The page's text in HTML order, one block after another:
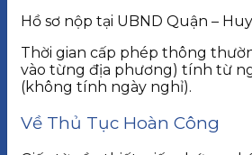
Hồ sơ nộp tại UBND Quận –
Thời gian cấp phép thông
vào từng địa phương) tính từ
(không tính ngày nghỉ).
Về Thủ Tục Hoàn Công